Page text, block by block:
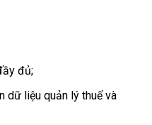
đủ;
dữ liệu quản lý thuế và